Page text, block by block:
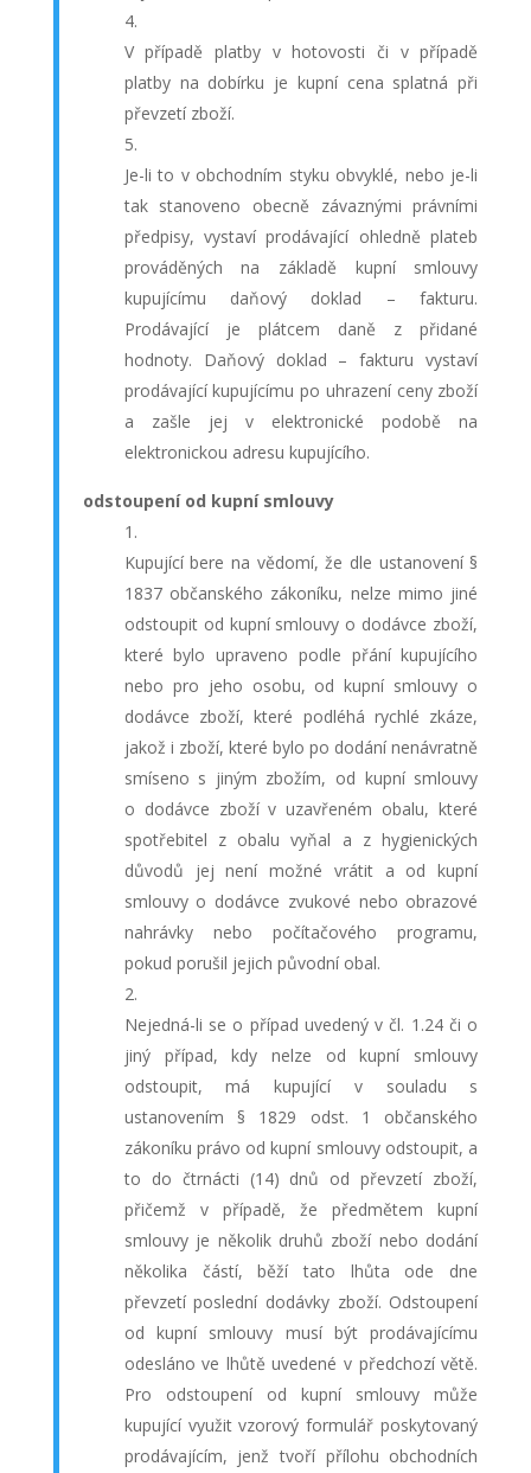
V případě platby v hotovosti či v případě
platby na dobírku je kupní cena splatná při
převzetí zboží.
Je-li to v obchodním styku obvyklé, nebo je-li
tak stanoveno obecně závaznými právními
předpisy, vystaví prodávající ohledně plateb
prováděných na základě kupní smlouvy
kupujícímu daňový doklad – fakturu.
Prodávající je plátcem daně z přidané
hodnoty. Daňový doklad – fakturu vystaví
prodávající kupujícímu po uhrazení ceny zboží
a zašle jej v elektronické podobě na
elektronickou adresu kupujícího.
odstoupení od kupní smlouvy
Kupující bere na vědomí, že dle ustanovení §
1837 občanského zákoníku, nelze mimo jiné
odstoupit od kupní smlouvy o dodávce zboží,
které bylo upraveno podle přání kupujícího
nebo pro jeho osobu, od kupní smlouvy o
dodávce zboží, které podléhá rychlé zkáze,
jakož i zboží, které bylo po dodání nenávratně
smíseno s jiným zbožím, od kupní smlouvy
o dodávce zboží v uzavřeném obalu, které
spotřebitel z obalu vyňal a z hygienických
důvodů jej není možné vrátit a od kupní
smlouvy o dodávce zvukové nebo obrazové
nahrávky nebo počítačového programu,
pokud porušil jejich původní obal.
Nejedná-li se o případ uvedený v čl. 1.24 či o
jiný případ, kdy nelze od kupní smlouvy
odstoupit, má kupující v souladu s
ustanovením § 1829 odst. 1 občanského
zákoníku právo od kupní smlouvy odstoupit, a
to do čtrnácti (14) dnů od převzetí zboží,
přičemž v případě, že předmětem kupní
smlouvy je několik druhů zboží nebo dodání
několika částí, běží tato lhůta ode dne
převzetí poslední dodávky zboží. Odstoupení
od kupní smlouvy musí být prodávajícímu
odesláno ve lhůtě uvedené v předchozí větě.
Pro odstoupení od kupní smlouvy může
kupující využit vzorový formulář poskytovaný
prodávajícím, jenž tvoří přílohu obchodních